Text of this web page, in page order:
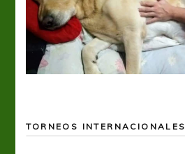
TORNEOS INTERNACIONALES